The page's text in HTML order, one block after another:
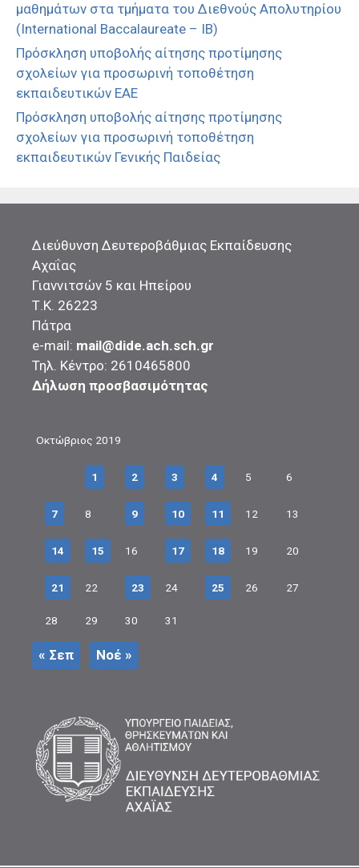
μαθημάτων στα τμήματα του Διεθνούς Απολυτηρίου
(International Baccalaureate – IB)
Πρόσκληση υποβολής αίτησης προτίμησης
σχολείων για προσωρινή τοποθέτηση
εκπαιδευτικών ΕΑΕ
Πρόσκληση υποβολής αίτησης προτίμησης
σχολείων για προσωρινή τοποθέτηση
εκπαιδευτικών Γενικής Παιδείας
Διεύθυνση Δευτεροβάθμιας Εκπαίδευσης
Αχαΐας
Γιαννιτσών 5 και Ηπείρου
Τ.Κ. 26223
Πάτρα
e-mail: mail@dide.ach.sch.gr
Τηλ. Κέντρο: 2610465800
Δήλωση προσβασιμότητας
Οκτώβριος 2019
1 2 3 4 5 6
7 8 9 10 11 12 13
14 15 16 17 18 19 20
21 22 23 24 25 26 27
28 29 30 31
« Σεπ Νοέ »